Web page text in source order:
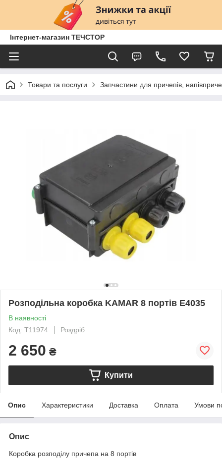
Інтернет-магазин ТЕЧСТОР
Товари та послуги Запчастини для причепів,
Розподільна коробка KAMAR 8 портів E4035
В наявності
Код: T11974
Роздріб
2 650 ₴
Купити
Опис Характеристики Доставка Оплата Умови
Опис
Коробка розподілу причепа на 8 портів